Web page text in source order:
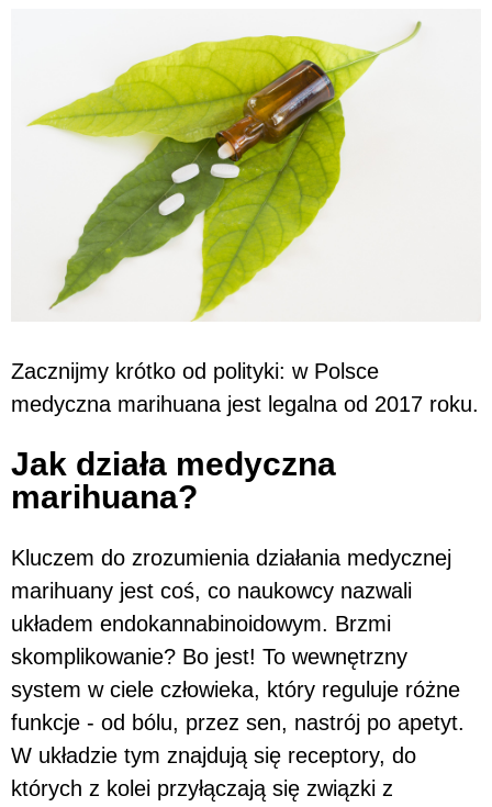
Zacznijmy krótko od polityki: w Polsce
medyczna marihuana jest legalna od 2017 roku.
Jak działa medyczna
marihuana?
Kluczem do zrozumienia działania medycznej
marihuany jest coś, co naukowcy nazwali
układem endokannabinoidowym. Brzmi
skomplikowanie? Bo jest! To wewnętrzny
system w ciele człowieka, który reguluje różne
funkcje - od bólu, przez sen, nastrój po apetyt.
W układzie tym znajdują się receptory, do
których z kolei przyłączają się związki z